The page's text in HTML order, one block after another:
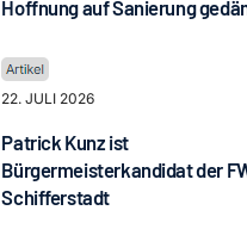
Hoffnung auf Sanierung
22. JULI 2026
Patrick Kunz ist
Bürgermeisterkandidat der
Schifferstadt